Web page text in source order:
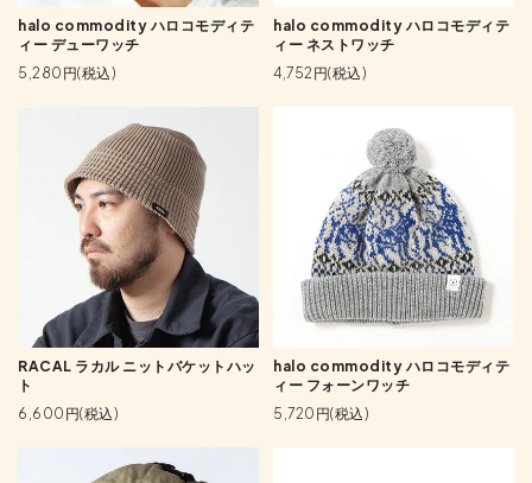
halo commodity ハロコモディテ
ィー デューワッチ
5,280円(税込)
halo commodity ハロコモディテ
ィー ネストワッチ
4,752円(税込)
RACAL ラカル ニットバケットハッ
ト
6,600円(税込)
halo commodity ハロコモディテ
ィー フォーンワッチ
5,720円(税込)